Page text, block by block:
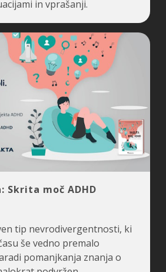
in vprašanji.
Skrita moč ADHD
tip nevrodivergentnosti, ki
še vedno premalo
pomanjkanja znanja o